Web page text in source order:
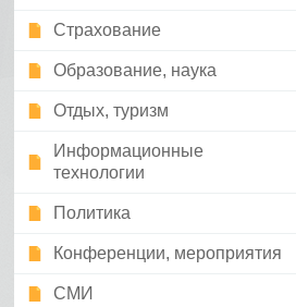
Страхование
Образование, наука
Отдых, туризм
Информационные
технологии
Политика
Конференции, мероприятия
СМИ